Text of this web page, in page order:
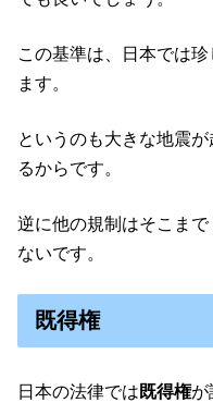
この基準は、日本では
ます。
というのも大きな地震
るからです。
逆に他の規制はそこま
ないです。
既得権
日本の法律では 既得権が